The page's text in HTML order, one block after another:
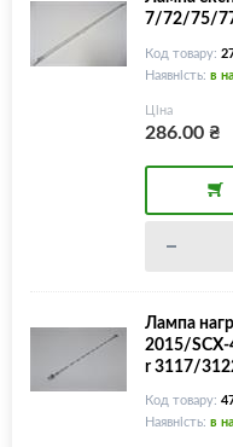
7/72/75/
Код товару:
Наявність: в
Ціна
286.00₴
Лампа
2015/
r 3117/
Код товару:
Наявність: в